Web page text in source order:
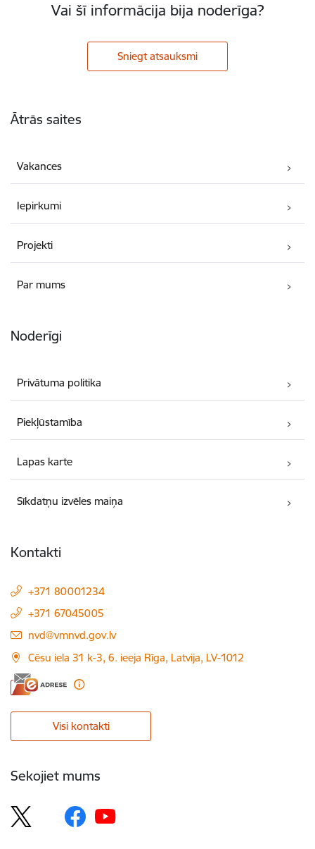
Vai šī informācija bija noderīga?
Sniegt atsauksmi
Ātrās saites
Vakances
Iepirkumi
Projekti
Par mums
Noderīgi
Privātuma politika
Piekļūstamība
Lapas karte
Sīkdatņu izvēles maiņa
Kontakti
+371 80001234
+371 67045005
E-pasts:
nvd@vmnvd.gov.lv
Cēsu iela 31 k-3, 6. ieeja Rīga, Latvija, LV-1012
Visi kontakti
Sekojiet mums